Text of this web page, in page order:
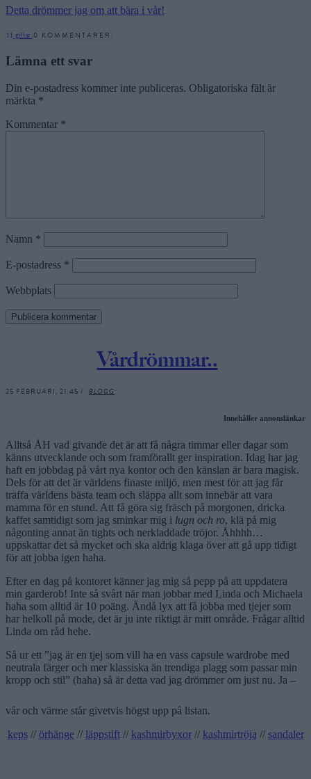
Detta drömmer jag om att bära i vår!
11 gillar 0 KOMMENTARER
Lämna ett svar
Din e-postadress kommer inte publiceras. Obligatoriska fält är
märkta *
Kommentar *
Namn *
E-postadress *
Webbplats
Vårdrömmar..
25 FEBRUARI, 21:45 / BLOGG
Innehåller annonslänkar
Alltså ÅH vad givande det är att få några timmar eller dagar som
känns utvecklande och som framförallt ger inspiration. Idag har jag
haft en jobbdag på vårt nya kontor och den känslan är bara magisk.
Dels för att det är världens finaste miljö, men mest för att jag får
träffa världens bästa team och släppa allt som innebär att vara
mamma för en stund. Att få göra sig fräsch på morgonen, dricka
kaffet samtidigt som jag sminkar mig i lugn och ro, klä på mig
någonting annat än tights och nerkladdade tröjor. Åhhhh…
uppskattar det så mycket och ska aldrig klaga över att gå upp tidigt
för att jobba igen haha.
Efter en dag på kontoret känner jag mig så pepp på att uppdatera
min garderob! Inte så svårt när man jobbar med Linda och Michaela
haha som alltid är 10 poäng. Ändå lyx att få jobba med tjejer som
har helkoll på mode, det är ju inte riktigt är mitt område. Frågar alltid
Linda om råd hehe.
Så ur ett ”jag är en tjej som vill ha en vass capsule wardrobe med
neutrala färger och mer klassiska än trendiga plagg som passar min
kropp och stil” (haha) så är detta vad jag drömmer om just nu. Ja –
vår och värme står givetvis högst upp på listan.
keps// örhänge// läppstift// kashmirbyxor// kashmirtröja// sandaler